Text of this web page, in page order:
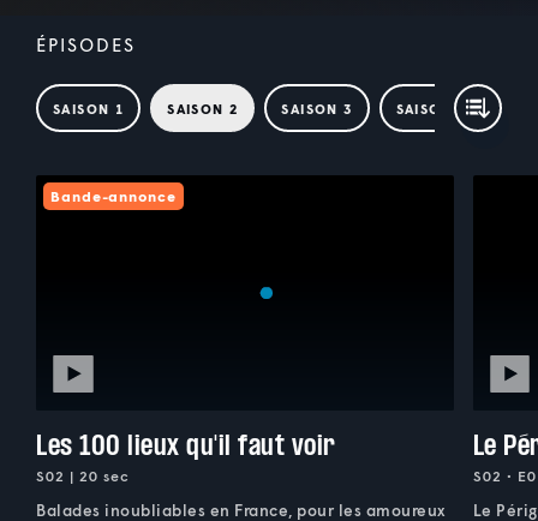
ÉPISODES
SAISON 1 SAISON 2 SAISON 3 SAISON 4
Bande-annonce
Les 100 lieux qu'il faut voir
S02 | 20 sec
Balades inoubliables en France, pour les amoureux
Le
S02 •
Le